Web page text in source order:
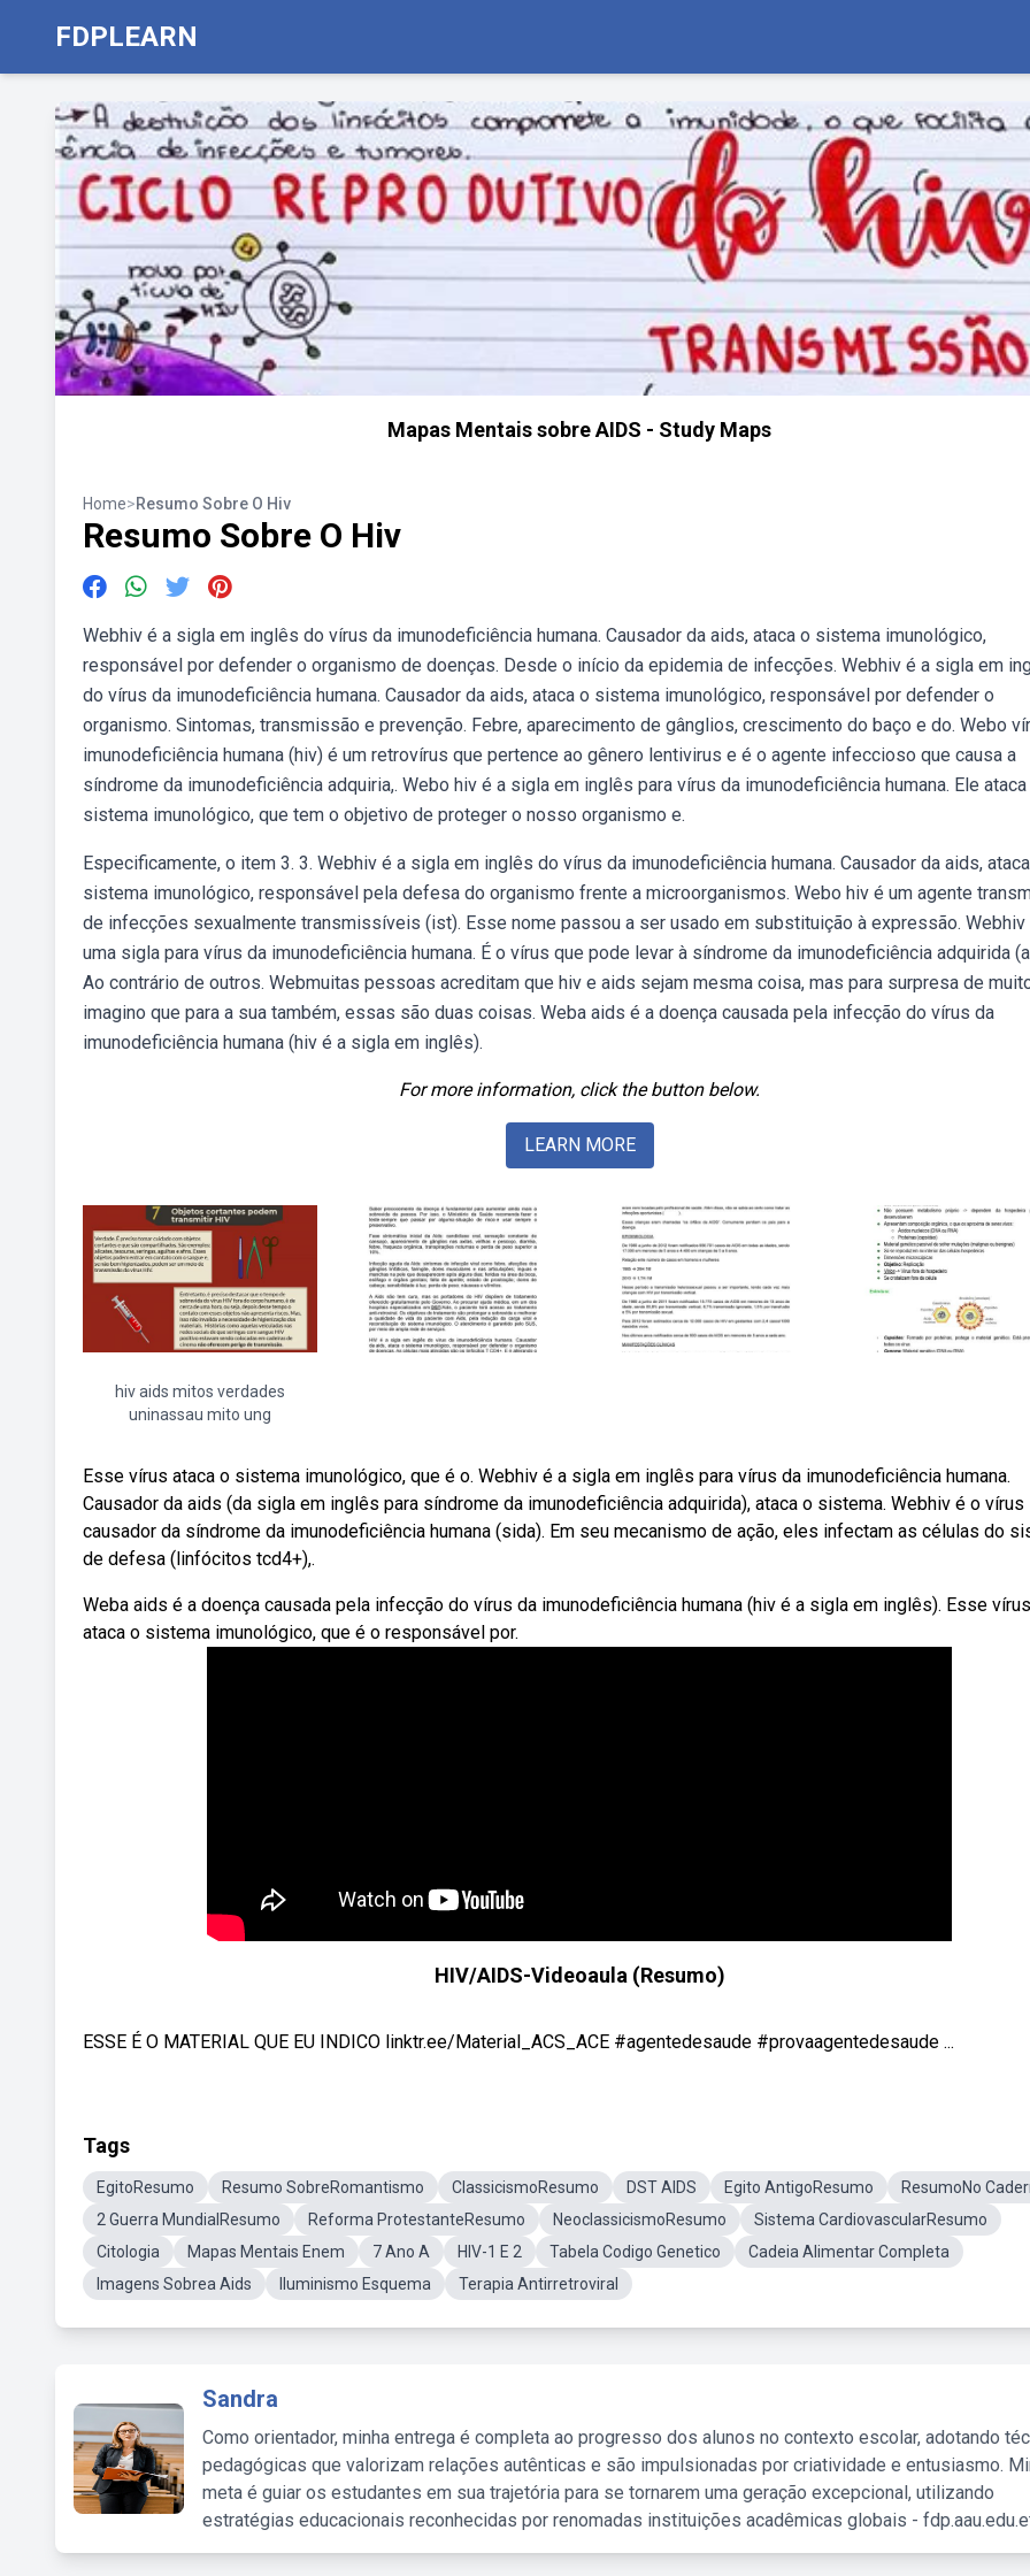
FDPLEARN
Mapas Mentais sobre AIDS - Study Maps
Home>Resumo Sobre O Hiv
Resumo Sobre O Hiv
Webhiv é a sigla em inglês do vírus da imunodeficiência humana. Causador da aids, ataca o sistema imunológico,
responsável por defender o organismo de doenças. Desde o início da epidemia de infecções. Webhiv é a sigla em
do vírus da imunodeficiência humana. Causador da aids, ataca o sistema imunológico, responsável por defender o
organismo. Sintomas, transmissão e prevenção. Febre, aparecimento de gânglios, crescimento do baço e do. Webo
imunodeficiência humana (hiv) é um retrovírus que pertence ao gênero lentivirus e é o agente infeccioso que causa a
síndrome da imunodeficiência adquiria,. Webo hiv é a sigla em inglês para vírus da imunodeficiência humana. Ele
sistema imunológico, que tem o objetivo de proteger o nosso organismo e.
Especificamente, o item 3. 3. Webhiv é a sigla em inglês do vírus da imunodeficiência humana. Causador da aids,
sistema imunológico, responsável pela defesa do organismo frente a microorganismos. Webo hiv é um agente
de infecções sexualmente transmissíveis (ist). Esse nome passou a ser usado em substituição à expressão. Webhiv
uma sigla para vírus da imunodeficiência humana. É o vírus que pode levar à síndrome da imunodeficiência adquirida
Ao contrário de outros. Webmuitas pessoas acreditam que hiv e aids sejam mesma coisa, mas para surpresa de
imagino que para a sua também, essas são duas coisas. Weba aids é a doença causada pela infecção do vírus da
imunodeficiência humana (hiv é a sigla em inglês).
For more information, click the button below.
LEARN MORE
hiv aids mitos verdades
uninassau mito ung
Esse vírus ataca o sistema imunológico, que é o. Webhiv é a sigla em inglês para vírus da imunodeficiência humana.
Causador da aids (da sigla em inglês para síndrome da imunodeficiência adquirida), ataca o sistema. Webhiv é o vírus
causador da síndrome da imunodeficiência humana (sida). Em seu mecanismo de ação, eles infectam as células do
de defesa (linfócitos tcd4+),.
Weba aids é a doença causada pela infecção do vírus da imunodeficiência humana (hiv é a sigla em inglês). Esse vírus
ataca o sistema imunológico, que é o responsável por.
HIV/AIDS-Videoaula (Resumo)
ESSE É O MATERIAL QUE EU INDICO linktr.ee/Material_ACS_ACE #agentedesaude #provaagentedesaude ...
Tags
EgitoResumo Resumo SobreRomantismo ClassicismoResumo DST AIDS Egito AntigoResumo
ResumoNo
2 Guerra MundialResumo
Reforma ProtestanteResumo NeoclassicismoResumo
Sistema CardiovascularResumo
Citologia
Mapas Mentais Enem 7 Ano A HIV-1 E 2 Tabela Codigo Genetico
Cadeia Alimentar Completa
Imagens Sobrea Aids
Iluminismo Esquema Terapia Antirretroviral
Sandra
Como orientador, minha entrega é completa ao progresso dos alunos no contexto escolar, adotando
pedagógicas que valorizam relações autênticas e são impulsionadas por criatividade e entusiasmo.
meta é guiar os estudantes em sua trajetória para se tornarem uma geração excepcional, utilizando
estratégias educacionais reconhecidas por renomadas instituições acadêmicas globais -